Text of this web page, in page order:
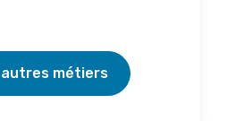
autres métiers